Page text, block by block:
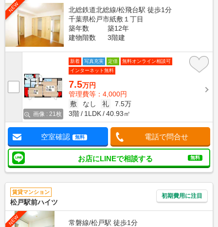
NEW
北総鉄道北総線/松飛台駅 徒歩1分
千葉県松戸市紙敷１丁目
築年数
築12年
建物階数
3階建
画像 : 21枚
新着 写真充実 定借
無料オンライン相談可
インターネット無料
7.5万円
管理費等：4,000円
敷
なし 礼
7.5万
3階
1LDK 40.93㎡
空室確認 無料 電話で問合せ
お店にLINEで相談する 無料
賃貸マンション
松戸駅前ハイツ
初期費用に注目
NEW
常磐線/松戸駅 徒歩1分